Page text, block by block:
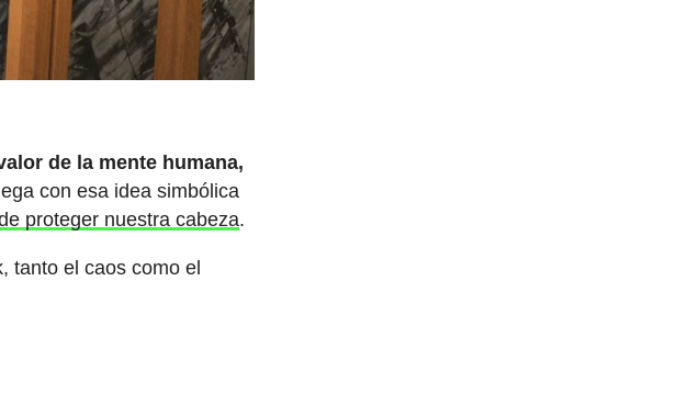
de la mente humana,
con esa idea simbólica
proteger nuestra cabeza.
tanto el caos como el